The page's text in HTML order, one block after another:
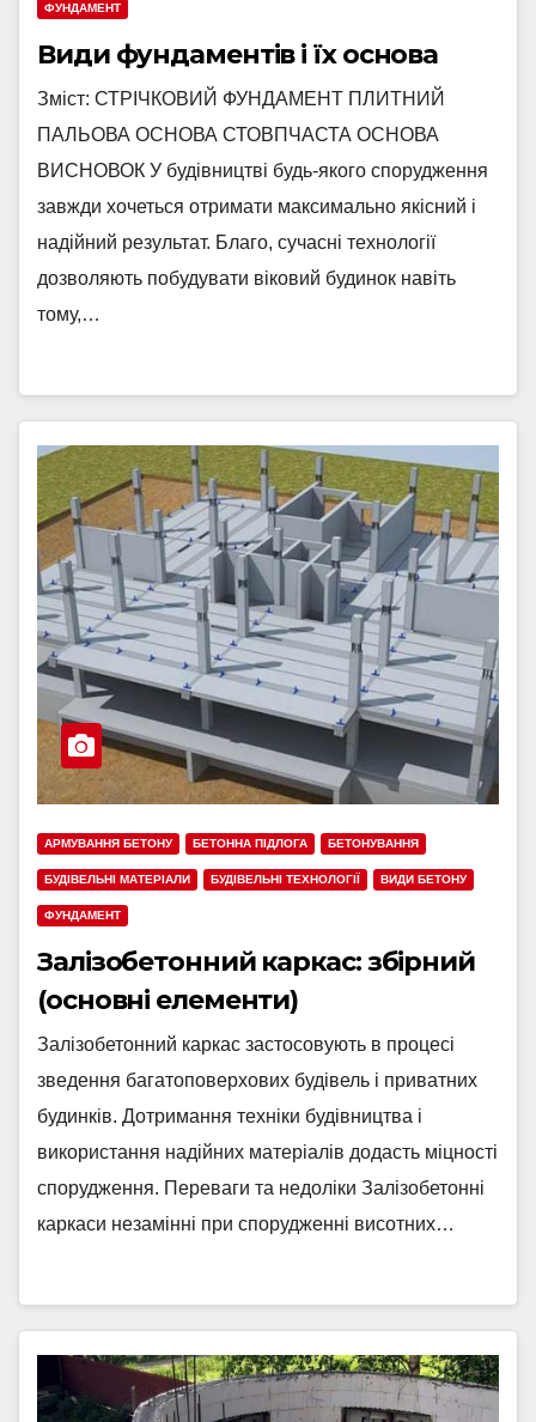
ФУНДАМЕНТ
Види фундаментів і їх основа
Зміст: СТРІЧКОВИЙ ФУНДАМЕНТ ПЛИТНИЙ
ПАЛЬОВА ОСНОВА СТОВПЧАСТА ОСНОВА
ВИСНОВОК У будівництві будь-якого спорудження
завжди хочеться отримати максимально якісний і
надійний результат. Благо, сучасні технології
дозволяють побудувати віковий будинок навіть
тому,…
АРМУВАННЯ БЕТОНУ БЕТОННА ПІДЛОГА БЕТОНУВАННЯ
БУДІВЕЛЬНІ МАТЕРІАЛИ БУДІВЕЛЬНІ ТЕХНОЛОГІЇ ВИДИ БЕТОНУ
ФУНДАМЕНТ
Залізобетонний каркас: збірний
(основні елементи)
Залізобетонний каркас застосовують в процесі
зведення багатоповерхових будівель і приватних
будинків. Дотримання техніки будівництва і
використання надійних матеріалів додасть міцності
спорудження. Переваги та недоліки Залізобетонні
каркаси незамінні при спорудженні висотних…